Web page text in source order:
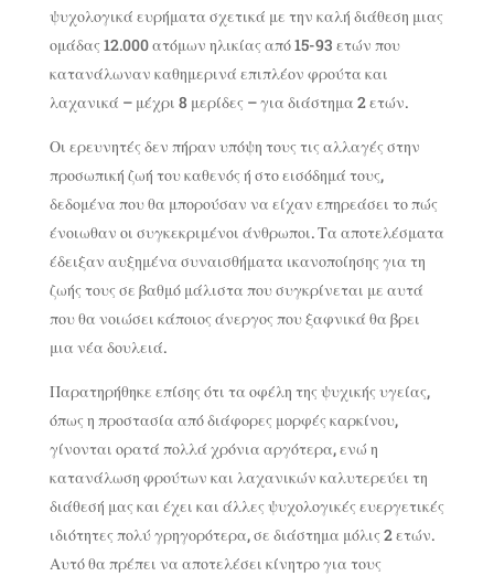
ψυχολογικά ευρήματα σχετικά με την καλή διάθεση μιας
ομάδας 12.000 ατόμων ηλικίας από 15-93 ετών που
κατανάλωναν καθημερινά επιπλέον φρούτα και
λαχανικά – μέχρι 8 μερίδες – για διάστημα 2 ετών.
Οι ερευνητές δεν πήραν υπόψη τους τις αλλαγές στην
προσωπική ζωή του καθενός ή στο εισόδημά τους,
δεδομένα που θα μπορούσαν να είχαν επηρεάσει το πώς
ένοιωθαν οι συγκεκριμένοι άνθρωποι. Τα αποτελέσματα
έδειξαν αυξημένα συναισθήματα ικανοποίησης για τη
ζωής τους σε βαθμό μάλιστα που συγκρίνεται με αυτά
που θα νοιώσει κάποιος άνεργος που ξαφνικά θα βρει
μια νέα δουλειά.
Παρατηρήθηκε επίσης ότι τα οφέλη της ψυχικής υγείας,
όπως η προστασία από διάφορες μορφές καρκίνου,
γίνονται ορατά πολλά χρόνια αργότερα, ενώ η
κατανάλωση φρούτων και λαχανικών καλυτερεύει τη
διάθεσή μας και έχει και άλλες ψυχολογικές ευεργετικές
ιδιότητες πολύ γρηγορότερα, σε διάστημα μόλις 2 ετών.
Αυτό θα πρέπει να αποτελέσει κίνητρο για τους